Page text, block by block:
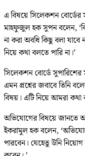
এ বিষয়ে সিলেকশন
মাহফুজুল হক সুপন বলেন,
না করা অবধি কিছু বলা
নিয়ে কথা বলতে পারি না।’
সিলেকশন বোর্ডে সুপারিশের
এমন প্রশ্নের জবাবে তিনি
বিষয়। এটি নিয়ে আমরা কথা
অভিযোগের বিষয়ে জানতে
ইকরামুল হক বলেন,
পারবেন। যেহেতু উনি